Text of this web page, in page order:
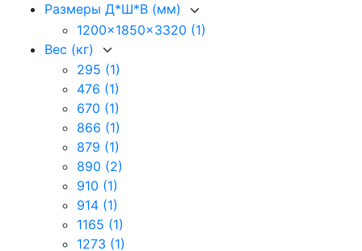
Размеры Д*Ш*В (мм)
1200x1850x3320 (1)
Вес (кг)
295 (1)
476 (1)
670 (1)
866 (1)
879 (1)
890 (2)
910 (1)
914 (1)
1165 (1)
1273 (1)